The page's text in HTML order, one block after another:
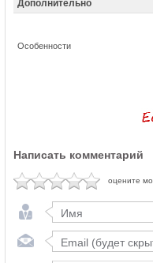
Дополнительно
Особенности
Написать комментарий
оцените